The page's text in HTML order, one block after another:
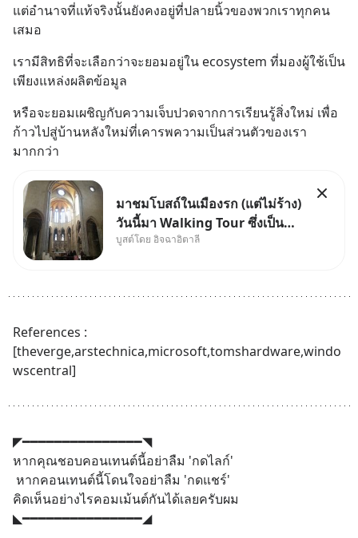
แต่อำนาจที่แท้จริงนั้นยังคงอยู่ที่ปลายนิ้วของพวกเราทุกคน
เสมอ
เรามีสิทธิที่จะเลือกว่าจะยอมอยู่ใน ecosystem ที่มองผู้ใช้เป็น
เพียงแหล่งผลิตข้อมูล
หรือจะยอมเผชิญกับความเจ็บปวดจากการเรียนรู้สิ่งใหม่ เพื่อ
ก้าวไปสู่บ้านหลังใหม่ที่เคารพความเป็นส่วนตัวของเรา
มากกว่า
มาชมโบสถ์ในเมืองรก (แต่ไม่ร้าง)
วันนี้มา Walking Tour ซึ่งเป็น
กิจกรรมสุดแสนจะโปรดปรานของ
บูสต์โดย อิจฉาอิตาลี
References :
[theverge,arstechnica,microsoft,tomshardware,windo
wscentral]
◤━━━━━━━━━━━━━━━◥
หากคุณชอบคอนเทนต์นี้อย่าลืม 'กดไลก์'
หากคอนเทนต์นี้โดนใจอย่าลืม 'กดแชร์'
คิดเห็นอย่างไรคอมเม้นต์กันได้เลยครับผม
◣━━━━━━━━━━━━━━━◢